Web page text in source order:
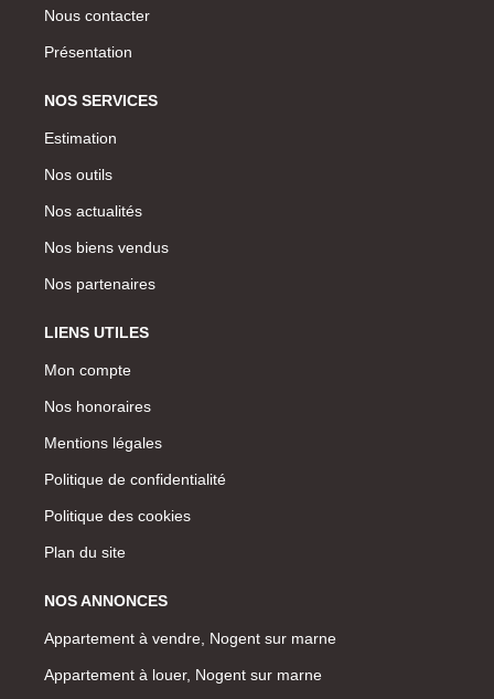
Nous contacter
Présentation
NOS SERVICES
Estimation
Nos outils
Nos actualités
Nos biens vendus
Nos partenaires
LIENS UTILES
Mon compte
Nos honoraires
Mentions légales
Politique de confidentialité
Politique des cookies
Plan du site
NOS ANNONCES
Appartement à vendre, Nogent sur marne
Appartement à louer, Nogent sur marne